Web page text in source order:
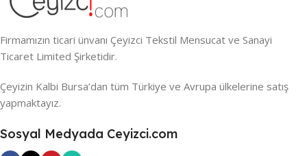
Firmamızın ticari ünvanı Çeyizci Tekstil Mensucat ve Sanayi
Ticaret Limited Şirketidir.
Çeyizin Kalbi Bursa’dan tüm Türkiye ve Avrupa ülkelerine satış
yapmaktayız.
Sosyal Medyada Ceyizci.com